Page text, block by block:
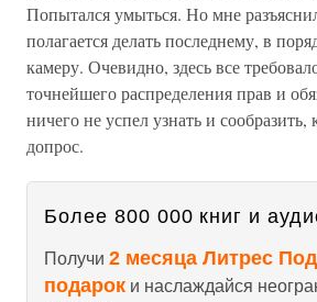
Попытался умыться. Но мне
полагается делать последнему, в
камеру. Очевидно, здесь все
точнейшего распределения прав и
ничего не успел узнать и
допрос.
Более 800 000 книг и
Получи 2 месяца Литрес
подарок и наслаждайся